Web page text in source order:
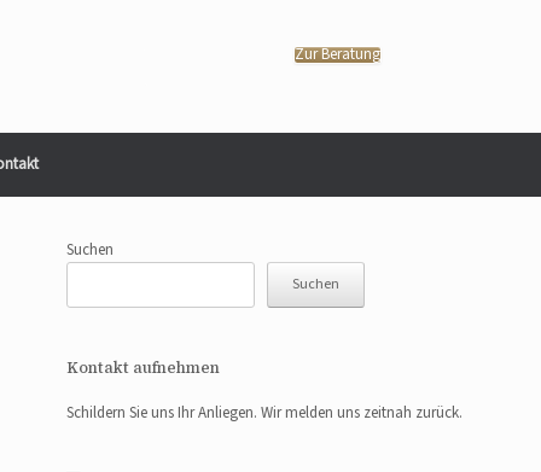
Zur Beratung
Suchen
Suchen
Kontakt aufnehmen
Schildern Sie uns Ihr Anliegen. Wir melden uns zeitnah zurück.